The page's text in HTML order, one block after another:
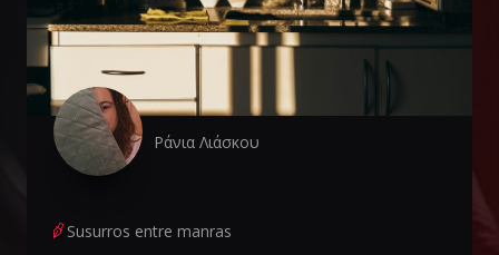
Ράνια Λιάσκου
Susurros entre manras